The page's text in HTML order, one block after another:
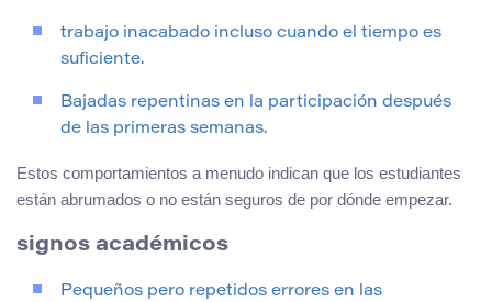
trabajo inacabado incluso cuando el tiempo es
suficiente.
Bajadas repentinas en la participación después
de las primeras semanas.
Estos comportamientos a menudo indican que los estudiantes
están abrumados o no están seguros de por dónde empezar.
signos académicos
Pequeños pero repetidos errores en las